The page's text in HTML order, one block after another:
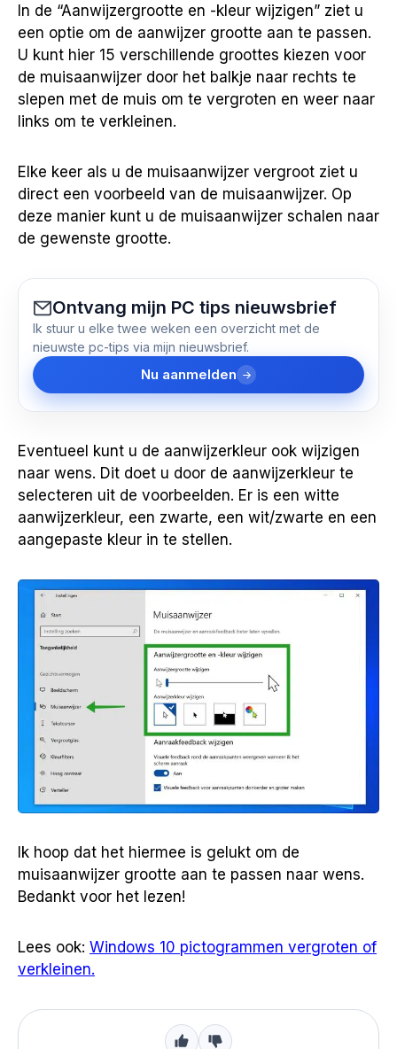
In de “Aanwijzergrootte en -kleur wijzigen” ziet u
een optie om de aanwijzer grootte aan te passen.
U kunt hier 15 verschillende groottes kiezen voor
de muisaanwijzer door het balkje naar rechts te
slepen met de muis om te vergroten en weer naar
links om te verkleinen.
Elke keer als u de muisaanwijzer vergroot ziet u
direct een voorbeeld van de muisaanwijzer. Op
deze manier kunt u de muisaanwijzer schalen naar
de gewenste grootte.
Ontvang mijn PC tips nieuwsbrief
Ik stuur u elke twee weken een overzicht met de
nieuwste pc-tips via mijn nieuwsbrief.
Nu aanmelden
Eventueel kunt u de aanwijzerkleur ook wijzigen
naar wens. Dit doet u door de aanwijzerkleur te
selecteren uit de voorbeelden. Er is een witte
aanwijzerkleur, een zwarte, een wit/zwarte en een
aangepaste kleur in te stellen.
Ik hoop dat het hiermee is gelukt om de
muisaanwijzer grootte aan te passen naar wens.
Bedankt voor het lezen!
Lees ook: Windows 10 pictogrammen vergroten of
verkleinen.